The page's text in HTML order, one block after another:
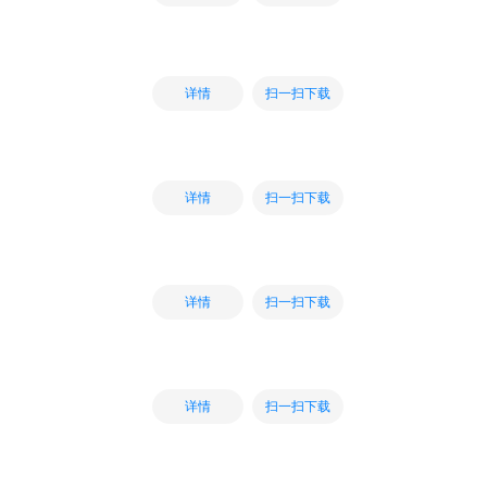
详情 扫一扫下载
详情 扫一扫下载
详情 扫一扫下载
详情 扫一扫下载